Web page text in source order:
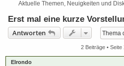
Aktuelle Themen, Neuigkeiten und
Erst mal eine kurze
Antworten
2 Beiträge • Seite
Elrondo